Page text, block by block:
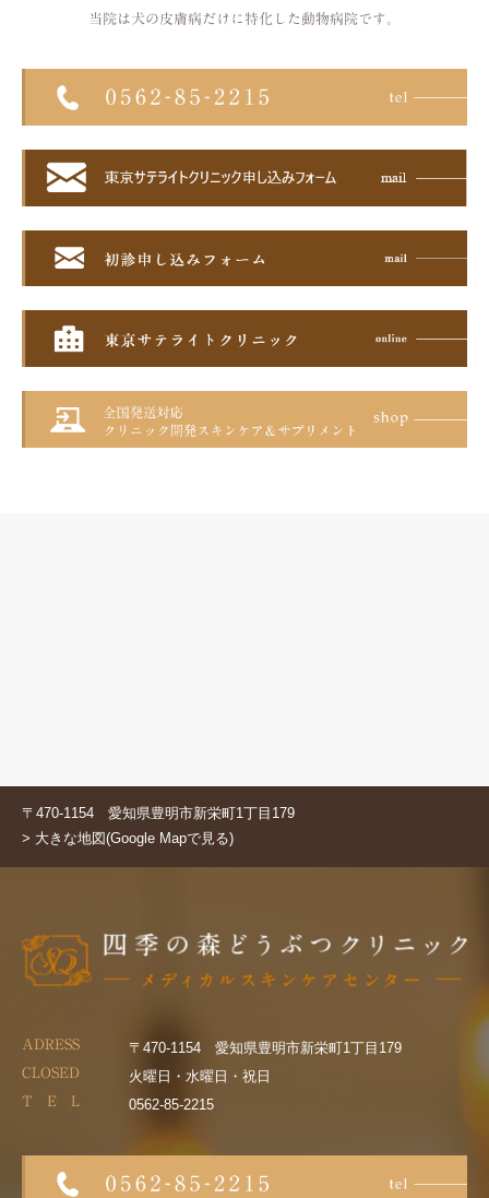
当院は犬の皮膚病だけに特化した 動物病院です。
〒470-1154 愛知県豊明市新栄町1丁目179
> 大きな地図(Google Mapで見る)
ADRESS 〒470-1154 愛知県豊明市新栄町1丁目179
CLOSED 火曜日・水曜日・祝日
T E L 0562-85-2215